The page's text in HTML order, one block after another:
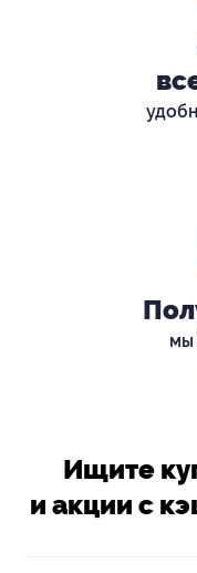
мы
Ищите
и акции с